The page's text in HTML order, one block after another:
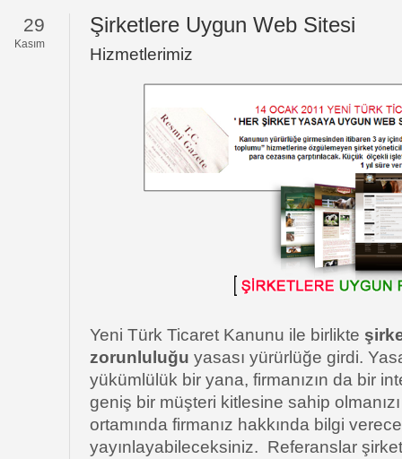
29
Kasım
Şirketlere Uygun Web Sitesi
Hizmetlerimiz
Yeni Türk Ticaret Kanunu ile birlikte
zorunluluğu yasası yürürlüğe girdi.
yükümlülük bir yana, firmanızın da bir
geniş bir müşteri kitlesine sahip
ortamında firmanız hakkında bilgi
yayınlayabileceksiniz. Referanslar